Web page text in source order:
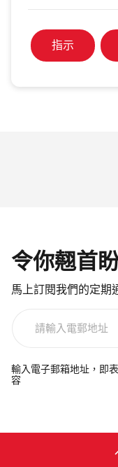
指示
令你翹首
馬上訂閱我們的定期
電
郵
輸入電子郵箱地址，即
容